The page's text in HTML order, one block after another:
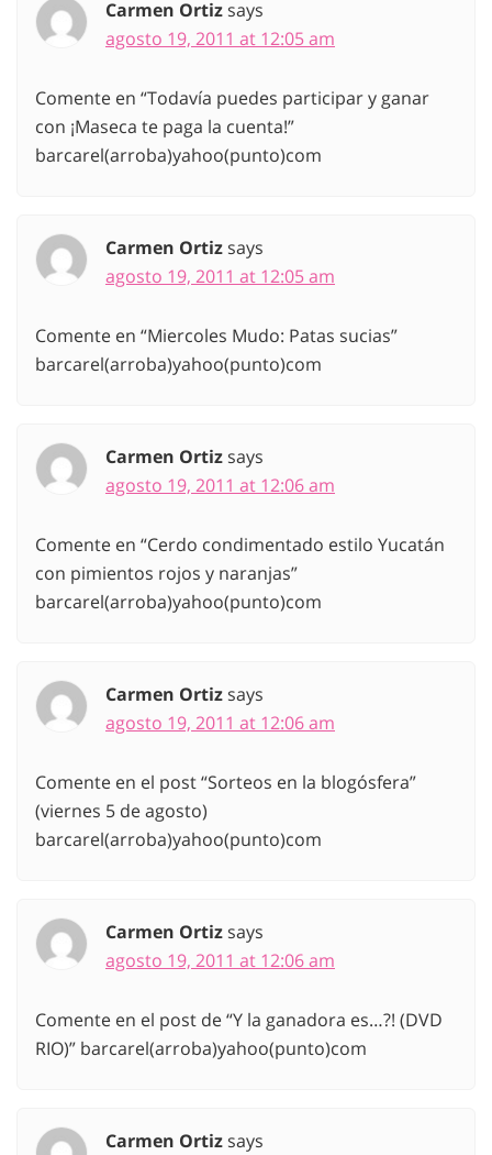
Carmen Ortizsays
agosto 19, 2011 at 12:05 am
Comente en “Todavía puedes participar y ganar
con ¡Maseca te paga la cuenta!”
barcarel(arroba)yahoo(punto)com
Carmen Ortizsays
agosto 19, 2011 at 12:05 am
Comente en “Miercoles Mudo: Patas sucias”
barcarel(arroba)yahoo(punto)com
Carmen Ortizsays
agosto 19, 2011 at 12:06 am
Comente en “Cerdo condimentado estilo Yucatán
con pimientos rojos y naranjas”
barcarel(arroba)yahoo(punto)com
Carmen Ortizsays
agosto 19, 2011 at 12:06 am
Comente en el post “Sorteos en la blogósfera”
(viernes 5 de agosto)
barcarel(arroba)yahoo(punto)com
Carmen Ortizsays
agosto 19, 2011 at 12:06 am
Comente en el post de “Y la ganadora es…?! (DVD
RIO)” barcarel(arroba)yahoo(punto)com
Carmen Ortizsays